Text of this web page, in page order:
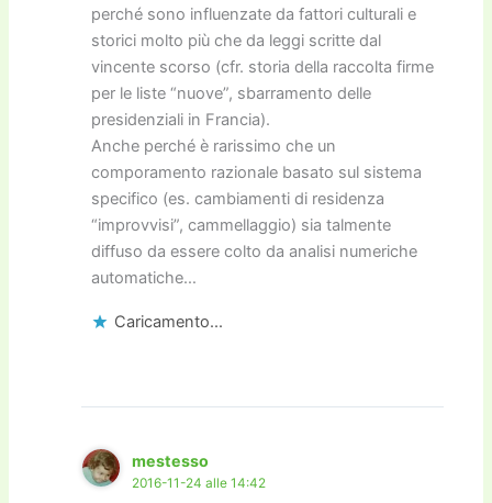
perché sono influenzate da fattori culturali e
storici molto più che da leggi scritte dal
vincente scorso (cfr. storia della raccolta firme
per le liste “nuove”, sbarramento delle
presidenziali in Francia).
Anche perché è rarissimo che un
comporamento razionale basato sul sistema
specifico (es. cambiamenti di residenza
“improvvisi”, cammellaggio) sia talmente
diffuso da essere colto da analisi numeriche
automatiche…
Caricamento...
mestesso
2016-11-24 alle 14:42